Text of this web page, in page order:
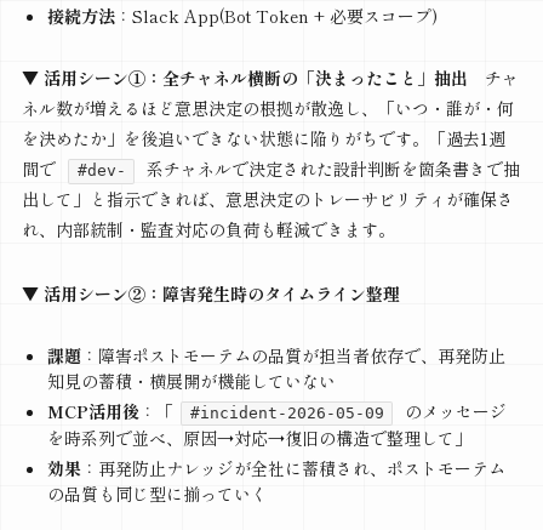
接続方法：Slack App(Bot Token + 必要スコープ)
▼ 活用シーン①：全チャネル横断の「決まったこと」抽出 チャ
ネル数が増えるほど意思決定の根拠が散逸し、「いつ・誰が・何
を決めたか」を後追いできない状態に陥りがちです。「過去1週
間で
#dev-
系チャネルで決定された設計判断を箇条書きで抽
出して」と指示できれば、意思決定のトレーサビリティが確保さ
れ、内部統制・監査対応の負荷も軽減できます。
▼ 活用シーン②：障害発生時のタイムライン整理
課題：障害ポストモーテムの品質が担当者依存で、再発防止
知見の蓄積・横展開が機能していない
MCP活用後 ：「 #incident-2026-05-09
のメッセージ
を時系列で並べ、原因→対応→復旧の構造で整理して」
効果：再発防止ナレッジが全社に蓄積され、ポストモーテム
の品質も同じ型に揃っていく